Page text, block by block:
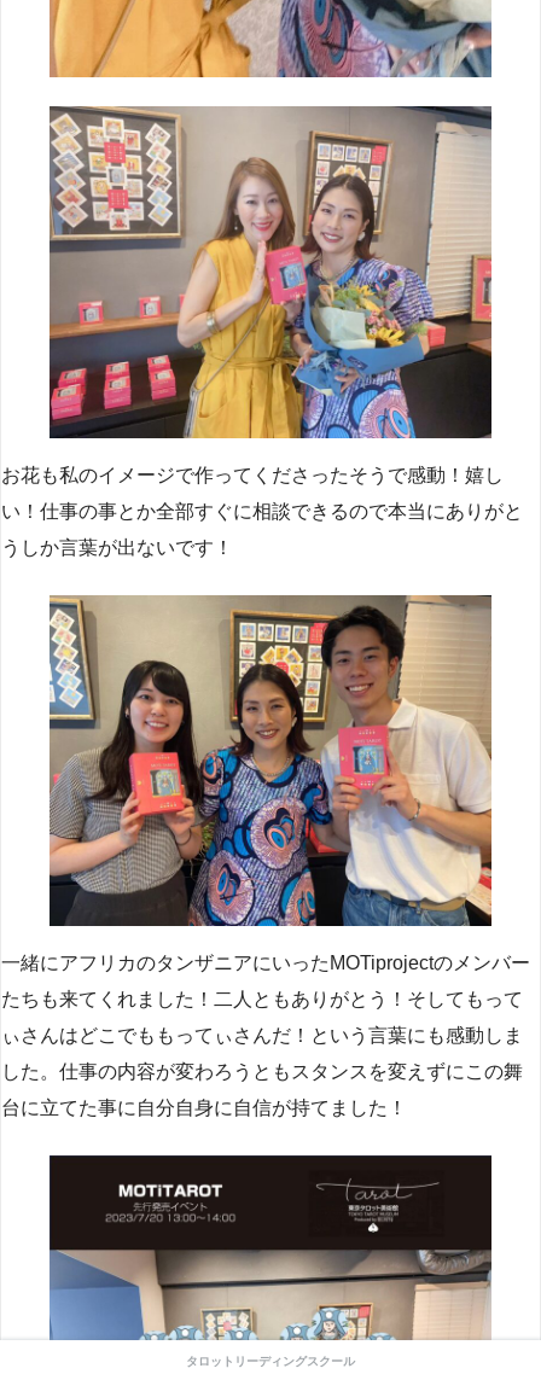
お花も私のイメージで作ってくださったそうで感動！嬉し
い！仕事の事とか全部すぐに相談できるので本当にありがと
うしか言葉が出ないです！
一緒にアフリカのタンザニアにいったMOTiprojectのメンバー
たちも来てくれました！二人ともありがとう！そしてもって
ぃさんはどこでももってぃさんだ！という言葉にも感動しま
した。仕事の内容が変わろうともスタンスを変えずにこの舞
台に立てた事に自分自身に自信が持てました！
タロットリーディングスクール